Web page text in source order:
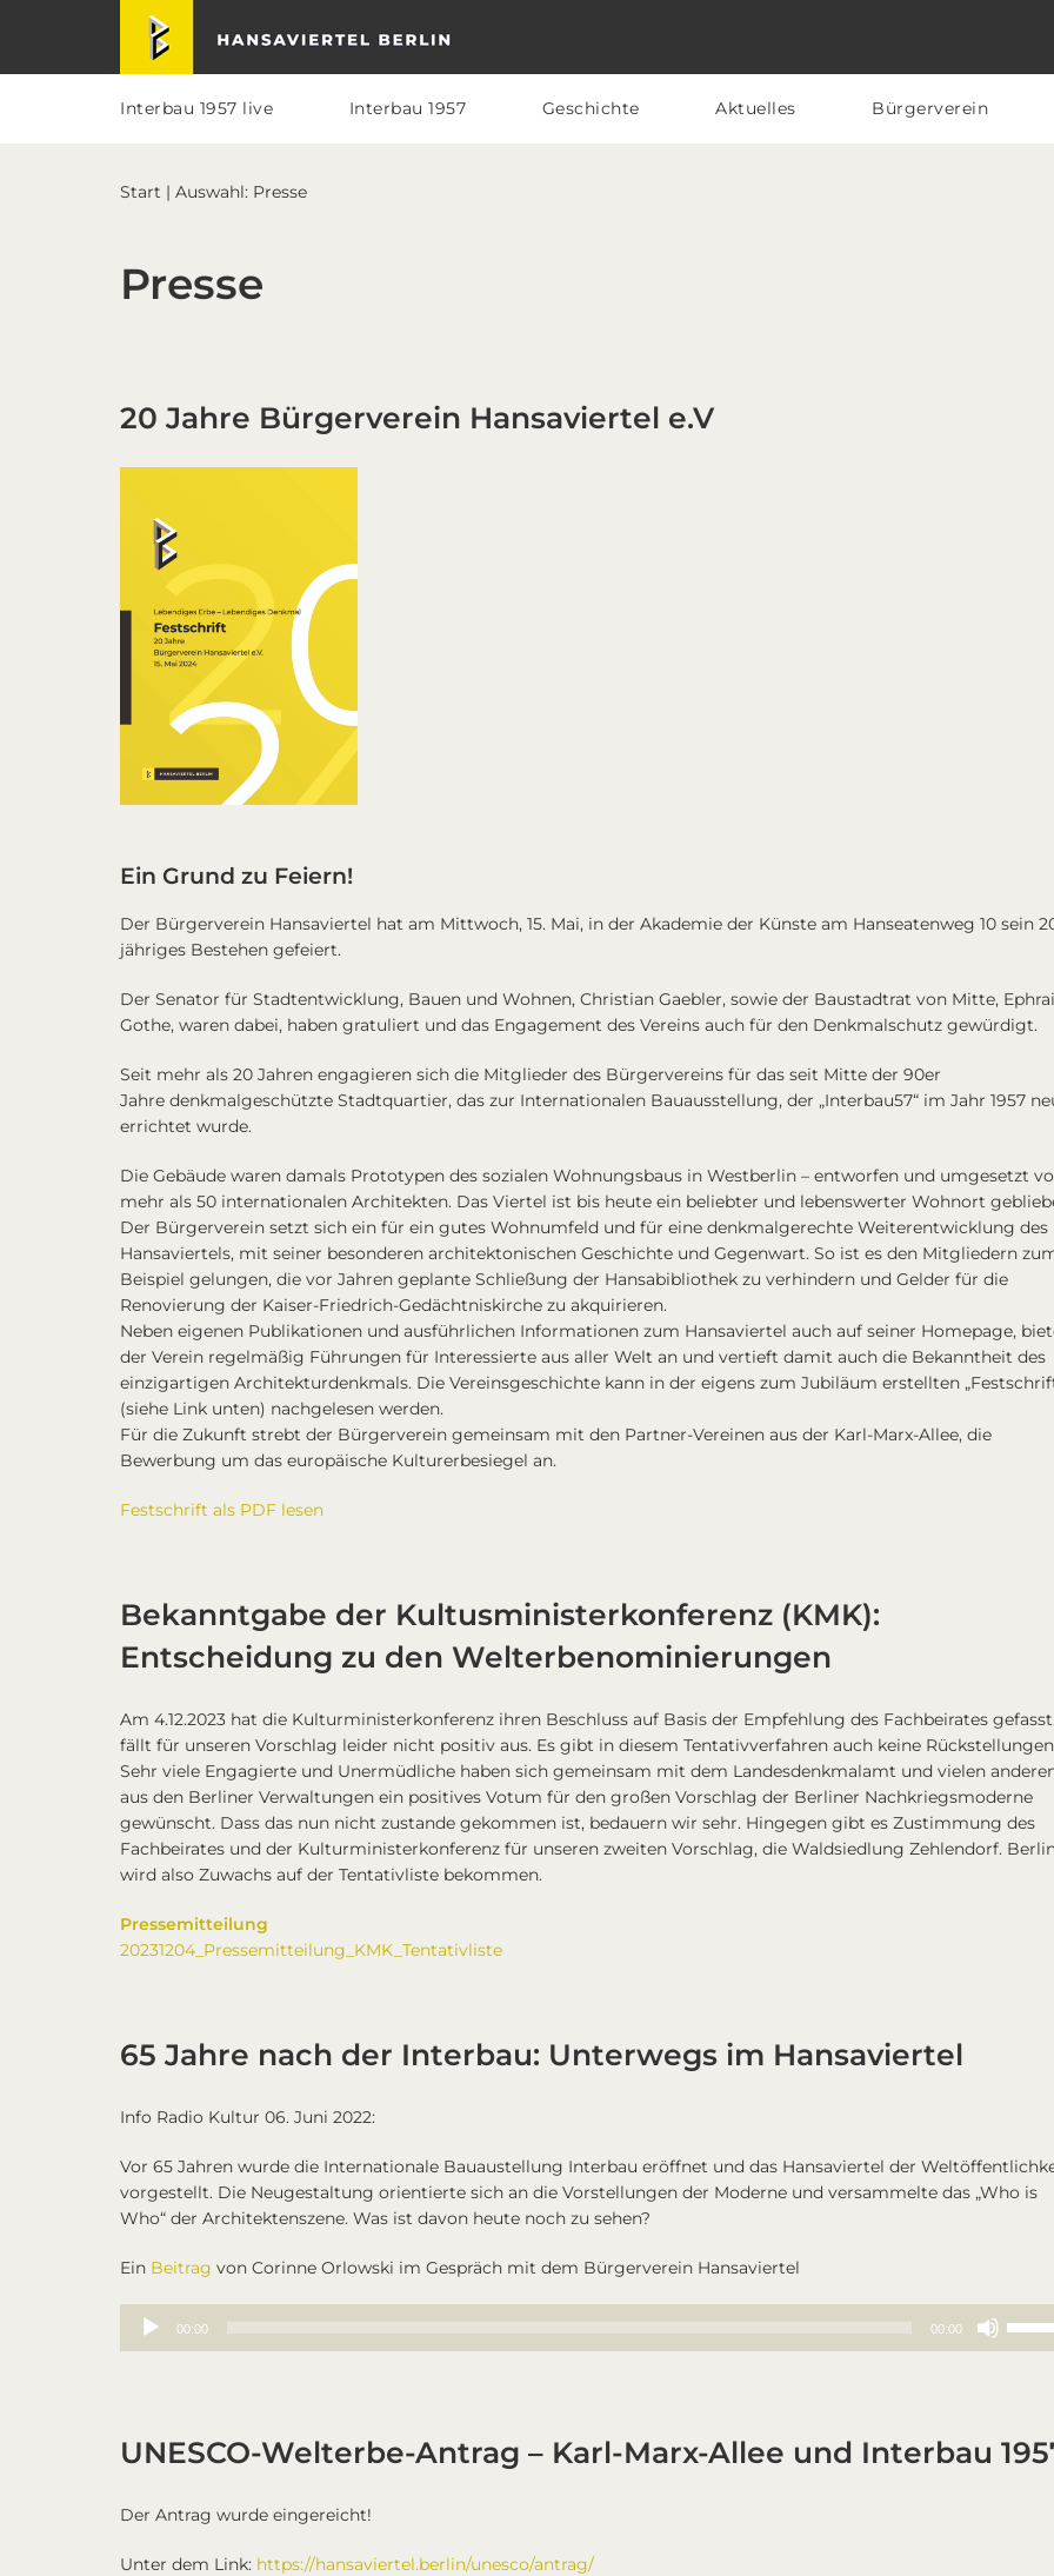
Hansaviertel Berlin
Interbau 1957 live Interbau 1957 Geschichte Aktuelles Bürgerverein
Start | Auswahl: Presse
Presse
20 Jahre Bürgerverein Hansaviertel e.V
Ein Grund zu Feiern!
Der Bürgerverein Hansaviertel hat am Mittwoch, 15. Mai, in der Akademie der Künste am Hanseatenweg 10 sein
jähriges Bestehen gefeiert.
Der Senator für Stadtentwicklung, Bauen und Wohnen, Christian Gaebler, sowie der Baustadtrat von Mitte,
Gothe, waren dabei, haben gratuliert und das Engagement des Vereins auch für den Denkmalschutz gewürdigt.
Seit mehr als 20 Jahren engagieren sich die Mitglieder des Bürgervereins für das seit Mitte der 90er
Jahre denkmalgeschützte Stadtquartier, das zur Internationalen Bauausstellung, der „Interbau57“ im Jahr 1957
errichtet wurde.
Die Gebäude waren damals Prototypen des sozialen Wohnungsbaus in Westberlin – entworfen und umgesetzt
mehr als 50 internationalen Architekten. Das Viertel ist bis heute ein beliebter und lebenswerter Wohnort
Der Bürgerverein setzt sich ein für ein gutes Wohnumfeld und für eine denkmalgerechte Weiterentwicklung des
Hansaviertels, mit seiner besonderen architektonischen Geschichte und Gegenwart. So ist es den Mitgliedern
Beispiel gelungen, die vor Jahren geplante Schließung der Hansabibliothek zu verhindern und Gelder für die
Renovierung der Kaiser-Friedrich-Gedächtniskirche zu akquirieren.
Neben eigenen Publikationen und ausführlichen Informationen zum Hansaviertel auch auf seiner Homepage,
der Verein regelmäßig Führungen für Interessierte aus aller Welt an und vertieft damit auch die Bekanntheit des
einzigartigen Architekturdenkmals. Die Vereinsgeschichte kann in der eigens zum Jubiläum erstellten
(siehe Link unten) nachgelesen werden.
Für die Zukunft strebt der Bürgerverein gemeinsam mit den Partner-Vereinen aus der Karl-Marx-Allee, die
Bewerbung um das europäische Kulturerbesiegel an.
Festschrift als PDF lesen
Bekanntgabe der Kultusministerkonferenz (KMK):
Entscheidung zu den Welterbenominierungen
Am 4.12.2023 hat die Kulturministerkonferenz ihren Beschluss auf Basis der Empfehlung des Fachbeirates
fällt für unseren Vorschlag leider nicht positiv aus. Es gibt in diesem Tentativverfahren auch keine
Sehr viele Engagierte und Unermüdliche haben sich gemeinsam mit dem Landesdenkmalamt und vielen
aus den Berliner Verwaltungen ein positives Votum für den großen Vorschlag der Berliner Nachkriegsmoderne
gewünscht. Dass das nun nicht zustande gekommen ist, bedauern wir sehr. Hingegen gibt es Zustimmung des
Fachbeirates und der Kulturministerkonferenz für unseren zweiten Vorschlag, die Waldsiedlung Zehlendorf.
wird also Zuwachs auf der Tentativliste bekommen.
Pressemitteilung
20231204_Pressemitteilung_KMK_Tentativliste
65 Jahre nach der Interbau: Unterwegs im Hansaviertel
Info Radio Kultur 06. Juni 2022:
Vor 65 Jahren wurde die Internationale Bauaustellung Interbau eröffnet und das Hansaviertel der
vorgestellt. Die Neugestaltung orientierte sich an die Vorstellungen der Moderne und versammelte das „Who is
Who“ der Architektenszene. Was ist davon heute noch zu sehen?
Ein Beitrag von Corinne Orlowski im Gespräch mit dem Bürgerverein Hansaviertel
Audio-
Player
00:00 00:00
UNESCO-Welterbe-Antrag – Karl-Marx-Allee und Interbau
Der Antrag wurde eingereicht!
Unter dem Link: https://hansaviertel.berlin/unesco/antrag/